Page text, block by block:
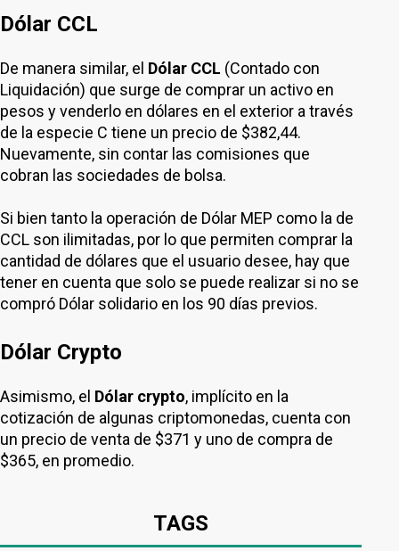
Dólar CCL
De manera similar, el Dólar CCL (Contado con
Liquidación) que surge de comprar un activo en
pesos y venderlo en dólares en el exterior a través
de la especie C tiene un precio de $382,44.
Nuevamente, sin contar las comisiones que
cobran las sociedades de bolsa.
Si bien tanto la operación de Dólar MEP como la de
CCL son ilimitadas, por lo que permiten comprar la
cantidad de dólares que el usuario desee, hay que
tener en cuenta que solo se puede realizar si no se
compró Dólar solidario en los 90 días previos.
Dólar Crypto
Asimismo, el Dólar crypto, implícito en la
cotización de algunas criptomonedas, cuenta con
un precio de venta de $371 y uno de compra de
$365, en promedio.
TAGS